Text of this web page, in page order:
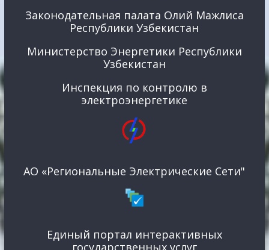
Законодательная палата Олий Мажлиса
Республики Узбекистан
Министерство Энергетики Республики
Узбекистан
Инспекция по контролю в
электроэнергетике
АО «Региональные Электрические Сети"
Единый портал интерактивных